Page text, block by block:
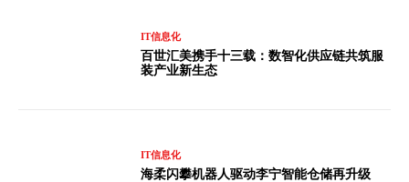
IT信息化
百世汇美携手十三载：数智化供应链共筑服
装产业新生态
IT信息化
海柔闪攀机器人驱动李宁智能仓储再升级